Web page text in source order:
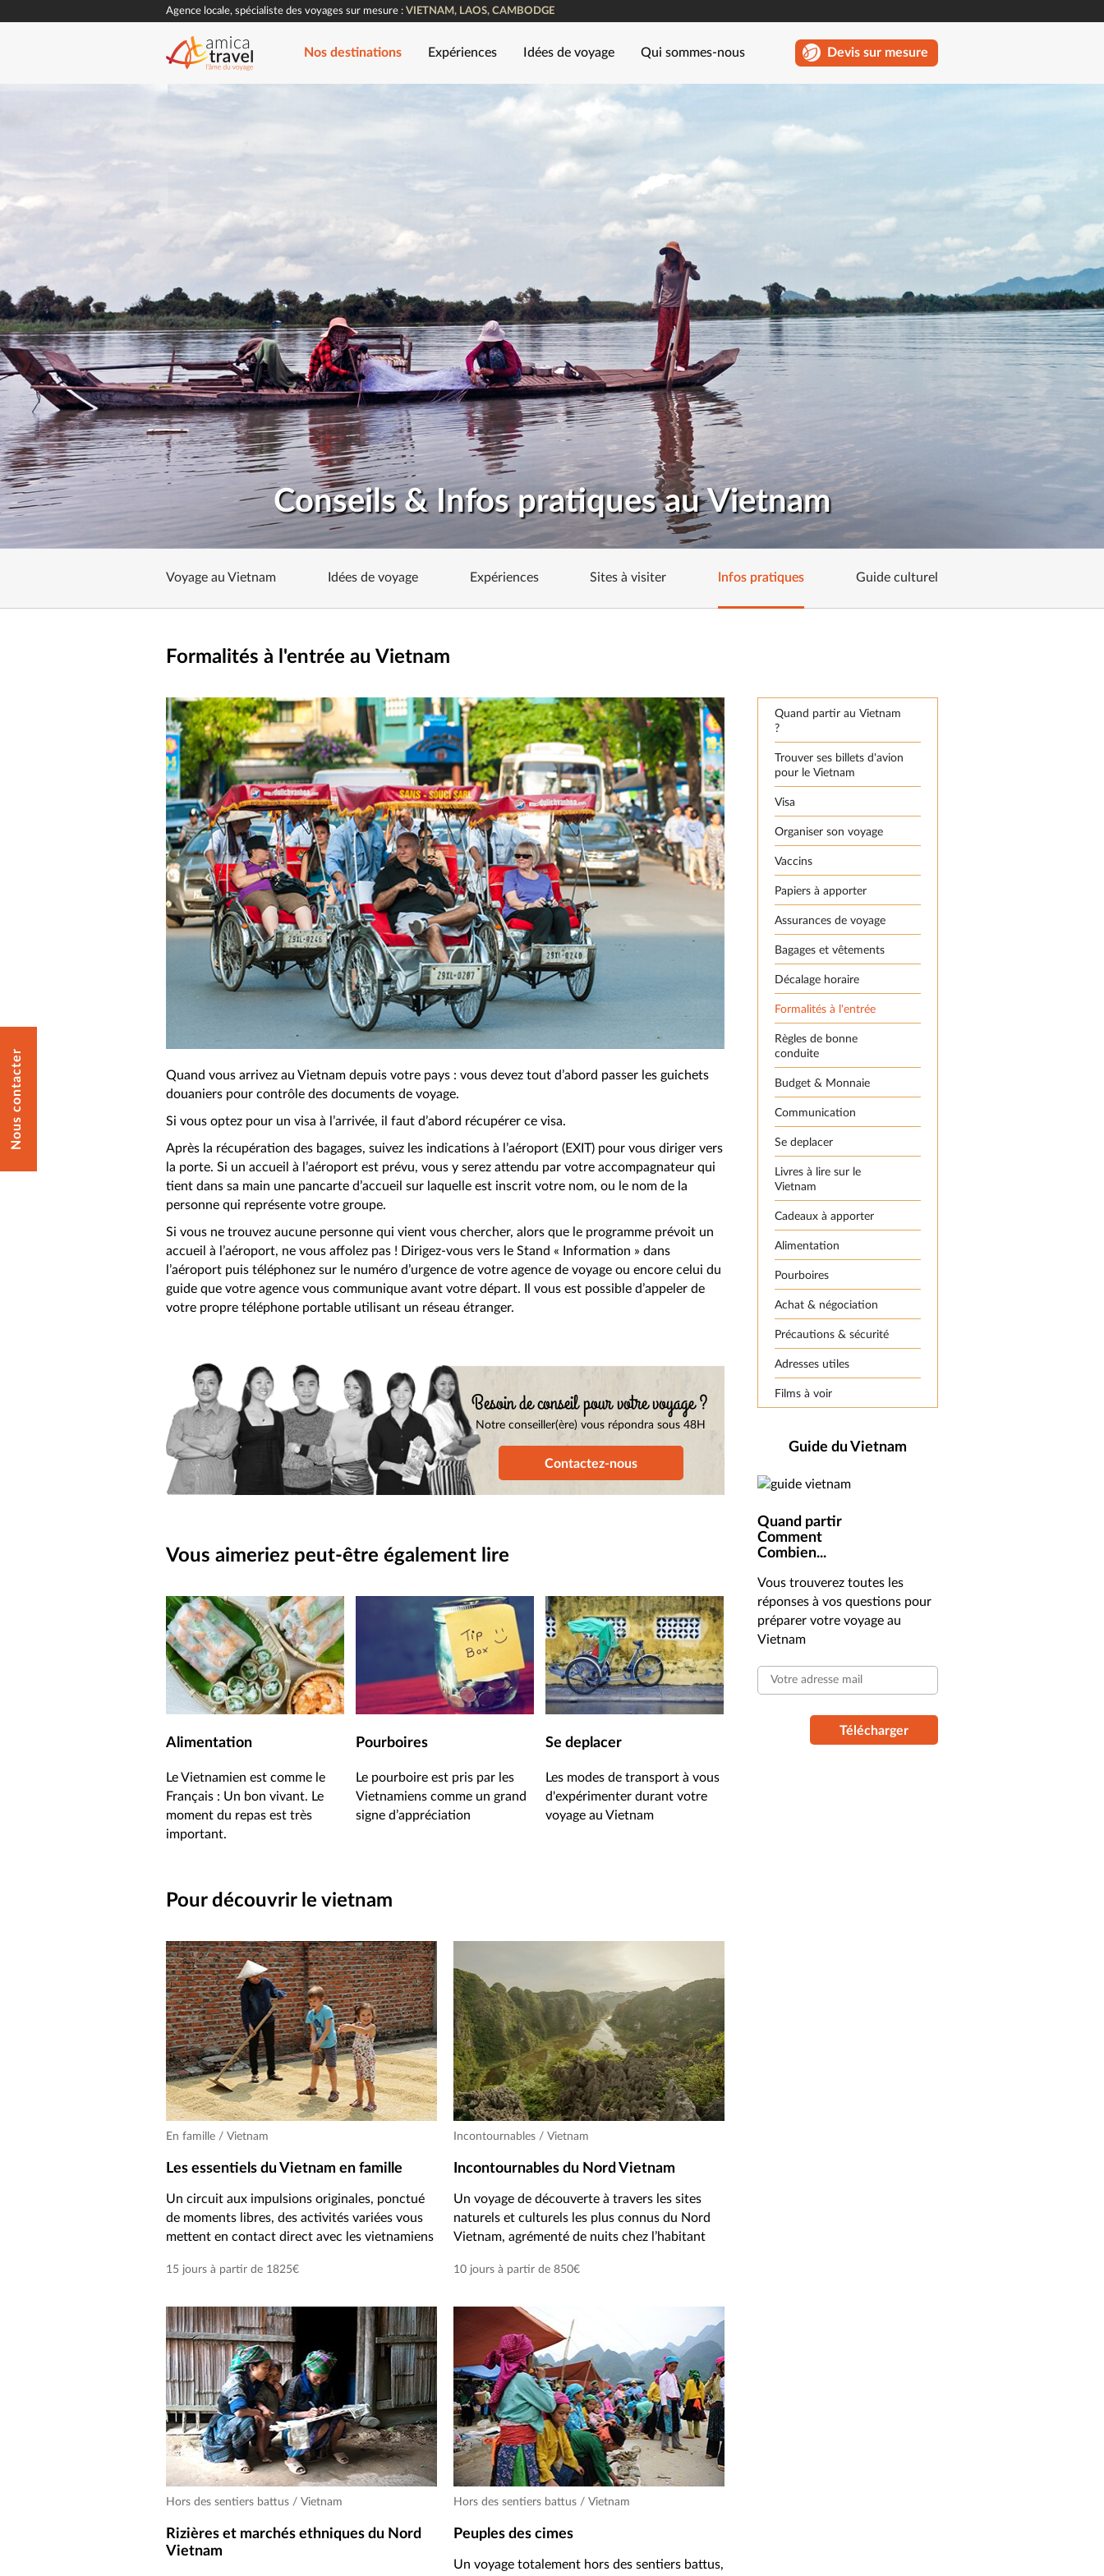
Nous contacter
Agence locale, spécialiste des voyages sur mesure : VIETNAM, LAOS, CAMBODGE
Nos destinations Expériences Idées de voyage Qui sommes-nous Devis sur mesure
Conseils & Infos pratiques au Vietnam
Voyage au Vietnam Idées de voyage Expériences Sites à visiter Infos pratiques Guide culturel
Formalités à l'entrée au Vietnam
Quand vous arrivez au Vietnam depuis votre pays : vous devez tout d’abord passer les guichets
douaniers pour contrôle des documents de voyage.
Si vous optez pour un visa à l’arrivée, il faut d’abord récupérer ce visa.
Après la récupération des bagages, suivez les indications à l’aéroport (EXIT) pour vous diriger vers
la porte. Si un accueil à l’aéroport est prévu, vous y serez attendu par votre accompagnateur qui
tient dans sa main une pancarte d’accueil sur laquelle est inscrit votre nom, ou le nom de la
personne qui représente votre groupe.
Si vous ne trouvez aucune personne qui vient vous chercher, alors que le programme prévoit un
accueil à l’aéroport, ne vous affolez pas ! Dirigez-vous vers le Stand « Information » dans
l’aéroport puis téléphonez sur le numéro d’urgence de votre agence de voyage ou encore celui du
guide que votre agence vous communique avant votre départ. Il vous est possible d’appeler de
votre propre téléphone portable utilisant un réseau étranger.
Besoin de conseil pour votre voyage ?
Notre conseiller(ère) vous répondra sous 48H
Contactez-nous
Vous aimeriez peut-être également lire
Alimentation
Le Vietnamien est comme le
Français : Un bon vivant. Le
moment du repas est très
important.
Pourboires
Le pourboire est pris par les
Vietnamiens comme un grand
signe d’appréciation
Se deplacer
Les modes de transport à vous
d'expérimenter durant votre
voyage au Vietnam
Pour découvrir le vietnam
En famille / Vietnam
Les essentiels du Vietnam en famille
Un circuit aux impulsions originales, ponctué
de moments libres, des activités variées vous
mettent en contact direct avec les vietnamiens
15 jours à partir de 1825€
Incontournables / Vietnam
Incontournables du Nord Vietnam
Un voyage de découverte à travers les sites
naturels et culturels les plus connus du Nord
Vietnam, agrémenté de nuits chez l’habitant
10 jours à partir de 850€
Hors des sentiers battus / Vietnam
Rizières et marchés ethniques du Nord
Vietnam
Hors des sentiers battus / Vietnam
Peuples des cimes
Un voyage totalement hors des sentiers battus,
Quand partir au Vietnam
?
Trouver ses billets d'avion
pour le Vietnam
Visa
Organiser son voyage
Vaccins
Papiers à apporter
Assurances de voyage
Bagages et vêtements
Décalage horaire
Formalités à l'entrée
Règles de bonne
conduite
Budget & Monnaie
Communication
Se deplacer
Livres à lire sur le
Vietnam
Cadeaux à apporter
Alimentation
Pourboires
Achat & négociation
Précautions & sécurité
Adresses utiles
Films à voir
Guide du Vietnam
Quand partir
Comment
Combien...
Vous trouverez toutes les
réponses à vos questions pour
préparer votre voyage au
Vietnam
Télécharger